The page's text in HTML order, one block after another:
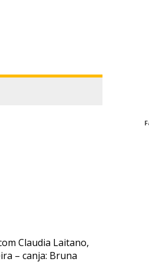
Claudia Laitano,
– canja: Bruna